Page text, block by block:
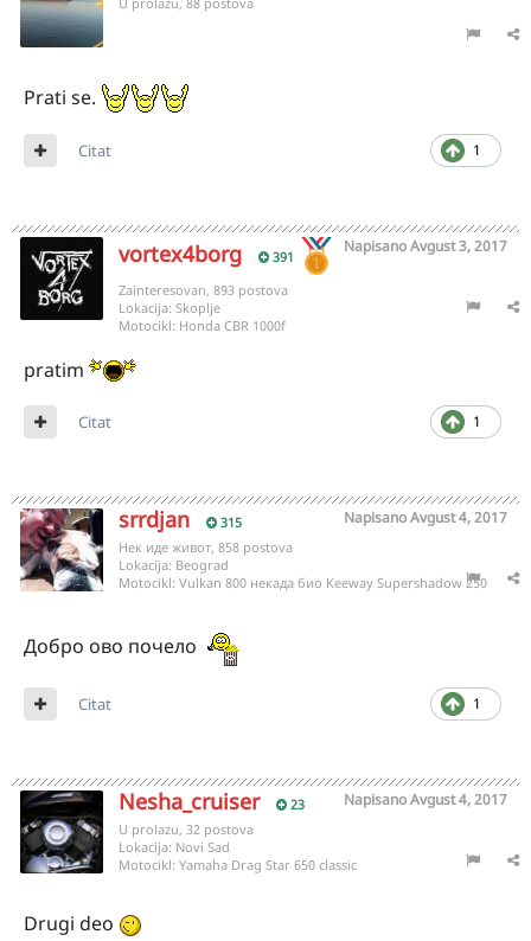
Prati se.
1
Citat
vortex4borg 391
NapisanoAvgust 3, 2017
Zainteresovan, 893 postova
Lokacija: Skoplje
Motocikl: Honda CBR 1000f
pratim
1
Citat
srrdjan 315 NapisanoAvgust 4, 2017
Нек иде живот, 858 postova
Lokacija: Beograd
Motocikl: Vulkan 800 некада био Keeway Supershadow 250
Добро ово почело
1
Citat
Nesha_cruiser 23 NapisanoAvgust 4, 2017
U prolazu, 32 postova
Lokacija: Novi Sad
Motocikl: Yamaha Drag Star 650 classic
Drugi deo